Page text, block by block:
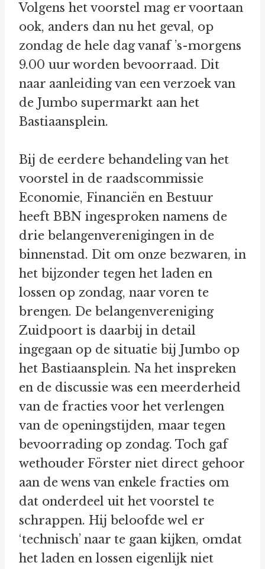
Volgens het voorstel mag er voortaan
ook, anders dan nu het geval, op
zondag de hele dag vanaf ’s-morgens
9.00 uur worden bevoorraad. Dit
naar aanleiding van een verzoek van
de Jumbo supermarkt aan het
Bastiaansplein.
Bij de eerdere behandeling van het
voorstel in de raadscommissie
Economie, Financiën en Bestuur
heeft BBN ingesproken namens de
drie belangenverenigingen in de
binnenstad. Dit om onze bezwaren, in
het bijzonder tegen het laden en
lossen op zondag, naar voren te
brengen. De belangenvereniging
Zuidpoort is daarbij in detail
ingegaan op de situatie bij Jumbo op
het Bastiaansplein. Na het inspreken
en de discussie was een meerderheid
van de fracties voor het verlengen
van de openingstijden, maar tegen
bevoorrading op zondag. Toch gaf
wethouder Förster niet direct gehoor
aan de wens van enkele fracties om
dat onderdeel uit het voorstel te
schrappen. Hij beloofde wel er
‘technisch’ naar te gaan kijken, omdat
het laden en lossen eigenlijk niet